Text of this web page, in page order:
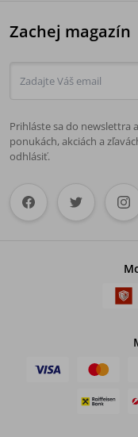
Zachej magazín
Prihláste sa do newslettra
ponukách, akciách a
odhlásiť.